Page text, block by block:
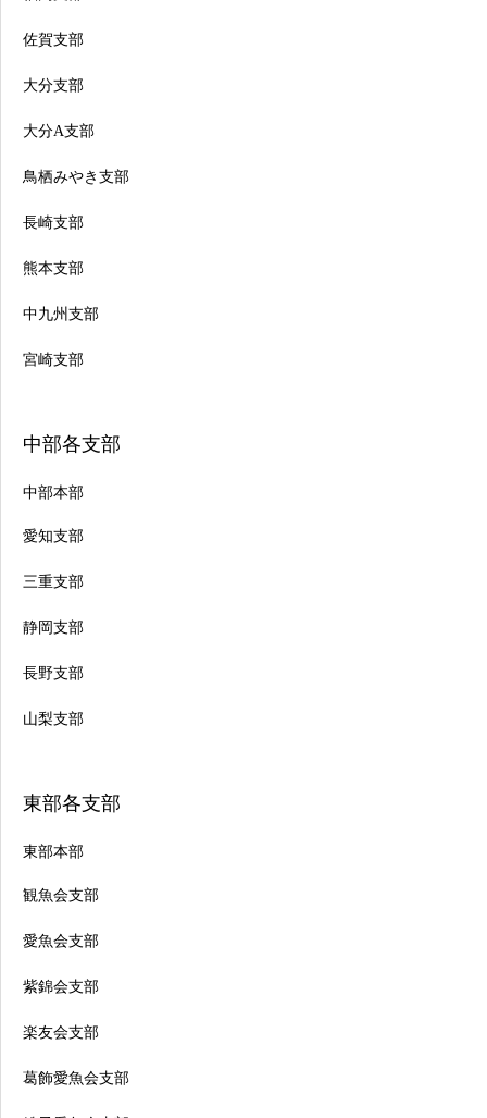
佐賀支部
大分支部
大分A支部
鳥栖みやき支部
長崎支部
熊本支部
中九州支部
宮崎支部
中部各支部
中部本部
愛知支部
三重支部
静岡支部
長野支部
山梨支部
東部各支部
東部本部
観魚会支部
愛魚会支部
紫錦会支部
楽友会支部
葛飾愛魚会支部